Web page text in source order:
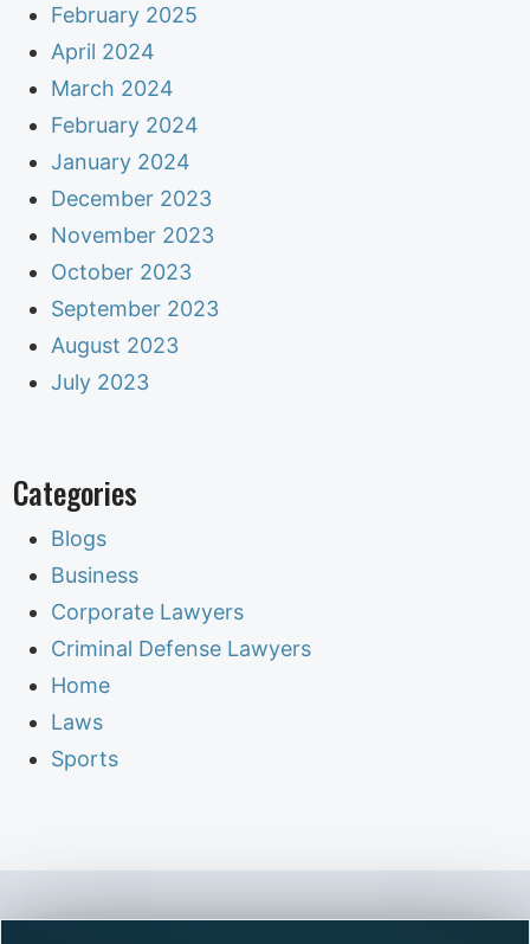
February 2025
April 2024
March 2024
February 2024
January 2024
December 2023
November 2023
October 2023
September 2023
August 2023
July 2023
Categories
Blogs
Business
Corporate Lawyers
Criminal Defense Lawyers
Home
Laws
Sports